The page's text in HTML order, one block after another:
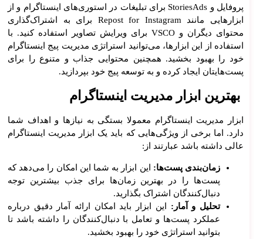
پروفایل و StoriesAds برای تبلیغات در استوری‌های اینستاگرام و از
ابزارهایی مانند Repost for Instagram برای به اشتراک‌گذاری
محتوای دیگران و VSCO برای ویرایش تصاویر استفاده کنید. با
استفاده از این ابزارها، می‌توانید استراتژی مدیریت پیج اینستاگرام
خود را بهبود بخشید. همچنین محتوایی جذاب و متنوع را برای
پست‌هایتان ایجاد کرده و به توسعه پیج خود بپردازید.
بهترین ابزار مدیریت اینستاگرام
ابزار مدیریت اینستاگرام معمولا بستگی به نیازها و اهداف شما
دارد. اما برخی از ویژگی‌هایی که باید یک ابزار مدیریت اینستاگرام
عالی داشته باشد عبارتند از:
زمان‌بندی پست‌ها: این ابزار به شما این امکان را می‌دهد که
پست‌ها را در بهترین زمان‌ها برای جذب بیشترین توجه
دنبال‌کنندگان اشتراک بگذارید.
تحلیل و آمار: این ابزار باید امکان ارائه آمار دقیق درباره
عملکرد پست‌ها و تعامل با دنبال‌کنندگان را داشته باشد تا
بتوانید استراتژی خود را بهبود بخشید.